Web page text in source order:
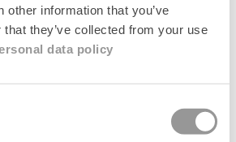
other information that you’ve
they’ve collected from your use
data policy